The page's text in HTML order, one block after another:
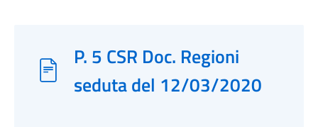
P. 5 CSR Doc. Regioni
seduta del 12/03/2020